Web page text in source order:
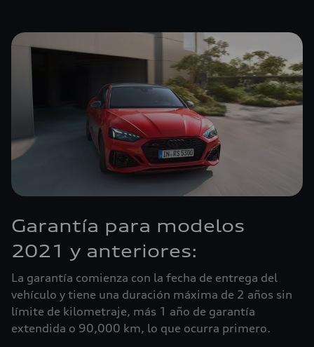
Garantía para modelos
2021 y anteriores:
La garantía comienza con la fecha de entrega del
vehículo y tiene una duración máxima de 2 años sin
límite de kilometraje, más 1 año de garantía
extendida o 90,000 km, lo que ocurra primero.